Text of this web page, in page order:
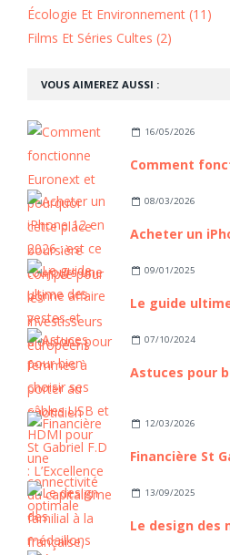
VOUS AIMEREZ AUSSI :
16/05/2026
08/03/2026
09/01/2025
07/10/2024
12/03/2026
13/09/2025
Écologie Et Environnement (11)
Films Et Séries Cultes (2)